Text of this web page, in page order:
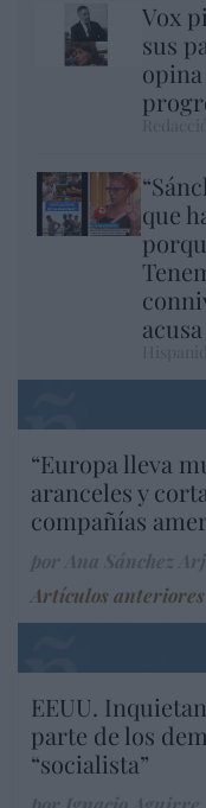
Vox
sus
que
“Europa lleva
aranceles y
compañías
Artículos anteriores
EEUU.
parte de los
“socialista”